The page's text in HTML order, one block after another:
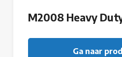
M2008 Heavy
Ga naar